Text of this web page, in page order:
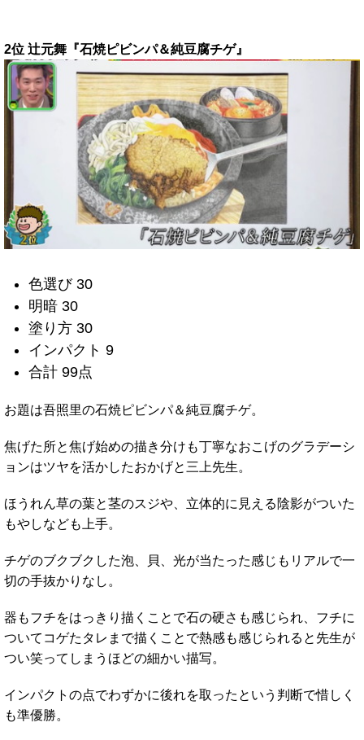
2位 辻元舞『石焼ピビンパ＆純豆腐チゲ』
色選び 30
明暗 30
塗り方 30
インパクト 9
合計 99点
お題は吾照里の石焼ピビンパ＆純豆腐チゲ。
焦げた所と焦げ始めの描き分けも丁寧なおこげのグラデーシ
ョンはツヤを活かしたおかげと三上先生。
ほうれん草の葉と茎のスジや、立体的に見える陰影がついた
もやしなども上手。
チゲのブクブクした泡、貝、光が当たった感じもリアルで一
切の手抜かりなし。
器もフチをはっきり描くことで石の硬さも感じられ、フチに
ついてコゲたタレまで描くことで熱感も感じられると先生が
つい笑ってしまうほどの細かい描写。
インパクトの点でわずかに後れを取ったという判断で惜しく
も準優勝。